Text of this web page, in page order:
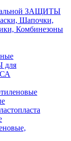
ЗАЩИТЫ
Шапочки,
Комбинезоны
для